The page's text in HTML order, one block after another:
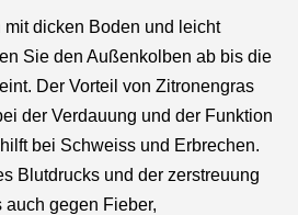
dicken Boden und leicht
Sie den Außenkolben ab bis die
Der Vorteil von Zitronengras
der Verdauung und der Funktion
bei Schweiss und Erbrechen.
Blutdrucks und der zerstreuung
gegen Fieber,